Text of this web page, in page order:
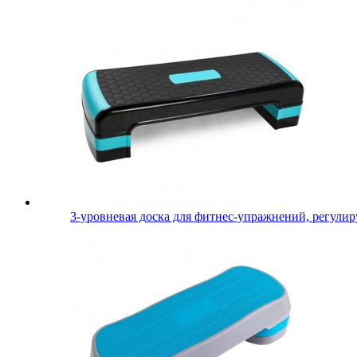
3-уровневая доска для фитнес-упражнений,